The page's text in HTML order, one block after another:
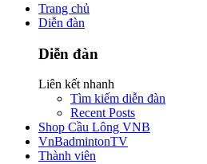
Trang chủ
Diễn đàn
Diễn đàn
Liên kết nhanh
Tìm kiếm diễn đàn
Recent Posts
Shop Cầu Lông VNB
VnBadmintonTV
Thành viên